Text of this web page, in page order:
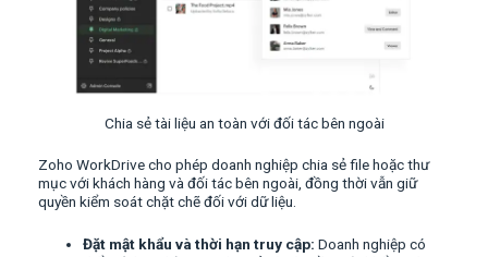
Chia sẻ tài liệu an toàn với đối tác bên ngoài
Zoho WorkDrive cho phép doanh nghiệp chia sẻ file hoặc thư
mục với khách hàng và đối tác bên ngoài, đồng thời vẫn giữ
quyền kiểm soát chặt chẽ đối với dữ liệu.
Đặt mật khẩu và thời hạn truy cập: Doanh nghiệp có